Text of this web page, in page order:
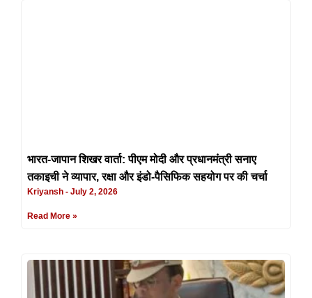
भारत-जापान शिखर वार्ता: पीएम मोदी और प्रधानमंत्री सनाए
तकाइची ने व्यापार, रक्षा और इंडो-पैसिफिक सहयोग पर की चर्चा
Kriyansh July 2, 2026
Read More »